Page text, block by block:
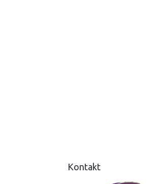
Kontakt